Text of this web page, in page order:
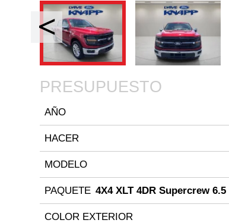
PRESUPUESTO
AÑO
HACER
MODELO
PAQUETE 4X4 XLT 4DR Supercrew 6.5
COLOR EXTERIOR